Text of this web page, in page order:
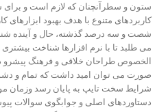
ستون و سطرآنچنان که لازم است و برای
کاربردهای متنوع با هدف بهبود ابزارهای
شصت و سه درصد گذشته، حال و آینده
می طلبد تا با نرم افزارها شناخت
الخصوص طراحان خلاقی و فرهنگ پیشرو
صورت می توان امید داشت که تمام و
شرایط سخت تایپ به پایان رسد وزمان
دستاوردهای اصلی و جوابگوی سوالات